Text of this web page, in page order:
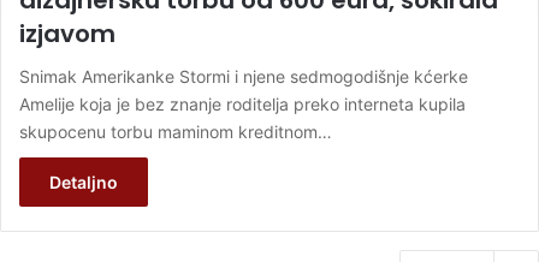
izjavom
Snimak Amerikanke Stormi i njene sedmogodišnje kćerke
Amelije koja je bez znanje roditelja preko interneta kupila
skupocenu torbu maminom kreditnom…
Detaljno